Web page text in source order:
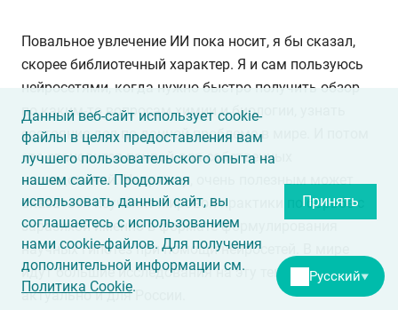
Повальное увлечение ИИ пока носит, я бы сказал,
скорее библиотечный характер. Я и сам пользуюсь
нейросетями, когда нужно быстро получить обзор
по каким-то вопросам химии и биологии, узнать
состояние дел по данной проблеме в мире. И потом
это становится почвой для собственных
исследований. Например, очень полезным может
оказаться изучение мировой практики по борьбе с
заразихой именно в формате формулирования
научных гипотез при помощи нейросетей. В мире
идут большие исследования на эту тему. Это
актуально и для России.
Русский▼
Данный веб-сайт использует cookie-
файлы в целях предоставления вам
лучшего пользовательского опыта на
нашем сайте. Продолжая
использовать данный сайт, вы
соглашаетесь с использованием
нами cookie-файлов. Для получения
дополнительной информации см.
Политика Cookie.
Принять